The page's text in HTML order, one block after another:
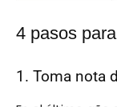
4 pasos
1. Toma nota